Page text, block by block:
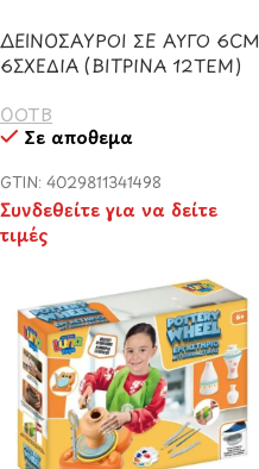
ΔΕΙΝΟΣΑΥΡΟΙ ΣΕ ΑΥΓΟ 6CM
6ΣΧΕΔΙΑ (ΒΙΤΡΙΝΑ 12ΤΕΜ)
OOTB
Σε απόθεμα
GTIN: 4029811341498
Συνδεθείτε για να δείτε
τιμές